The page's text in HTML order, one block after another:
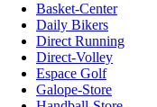
Basket-Center
Daily Bikers
Direct Running
Direct-Volley
Espace Golf
Galope-Store